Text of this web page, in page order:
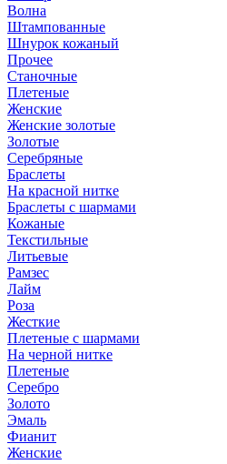
Волна
Штампованные
Шнурок кожаный
Прочее
Станочные
Плетеные
Женские
Женские золотые
Золотые
Серебряные
Браслеты
На красной нитке
Браслеты с шармами
Кожаные
Текстильные
Литьевые
Рамзес
Лайм
Роза
Жесткие
Плетеные с шармами
На черной нитке
Плетеные
Серебро
Золото
Эмаль
Фианит
Женские